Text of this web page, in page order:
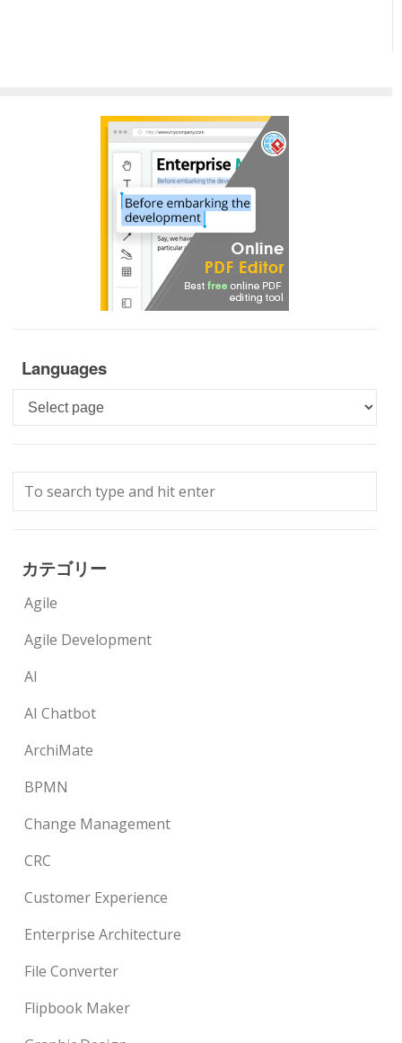
Languages
Languages
カテゴリー
Agile
Agile Development
AI
AI Chatbot
ArchiMate
BPMN
Change Management
CRC
Customer Experience
Enterprise Architecture
File Converter
Flipbook Maker